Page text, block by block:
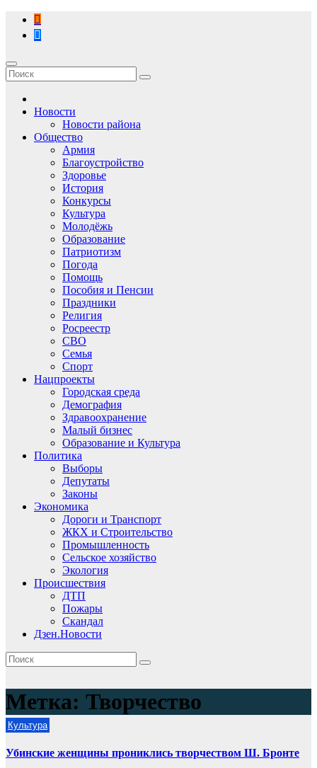
Перейти
содержимому
Новости
Новости района
Общество
Армия
Благоустройство
Здоровье
История
Конкурсы
Культура
Молодёжь
Образование
Патриотизм
Погода
Помощь
Пособия и Пенсии
Праздники
Религия
Росреестр
СВО
Семья
Спорт
Нацпроекты
Городская среда
Демография
Здравоохранение
Малый бизнес
Образование и Культура
Политика
Выборы
Депутаты
Законы
Экономика
Дороги и Транспорт
ЖКХ и Строительство
Промышленность
Сельское хозяйство
Экология
Происшествия
ДТП
Пожары
Скандал
Дзен.Новости
Метка: Творчество
Культура
Убинские женщины прониклись творчеством Ш. Бронте